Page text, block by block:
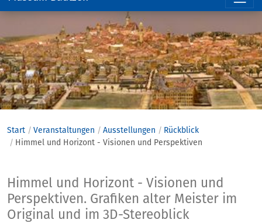
Hauptregion
Seite
anspringen
Start Veranstaltungen Ausstellungen
Rückblick
Himmel und Horizont - Visionen und Perspektiven
Himmel und
Himmel und Horizont - Visionen und
Perspektiven. Grafiken alter Meister im
Original und im 3D-Stereoblick